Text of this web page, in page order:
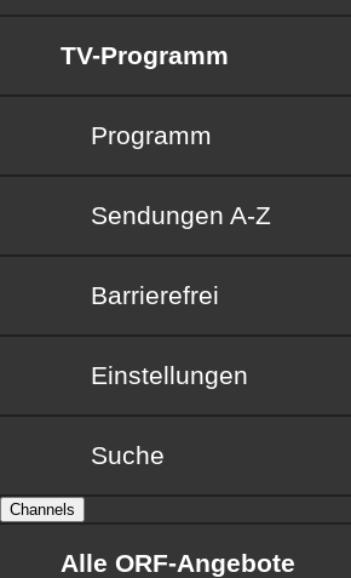
TV-Programm
Programm
Sendungen von A bis Z
Sendungen A-Z
Barrierefrei
Barrierefrei
Einstellungen
Suche
Channels
Alle ORF-Angebote